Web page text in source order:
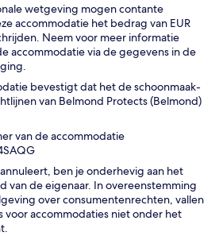
wetgeving mogen contante
accommodatie het bedrag van EUR
Neem voor meer informatie
accommodatie via de gegevens in de
bevestigt dat het de schoonmaak-
van Belmond Protects (Belmond)
van de accommodatie
ben je onderhevig aan het
van de eigenaar. In overeenstemming
over consumentenrechten, vallen
voor accommodaties niet onder het